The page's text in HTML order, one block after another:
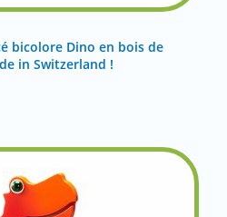
bicolore Dino en bois de
in Switzerland !